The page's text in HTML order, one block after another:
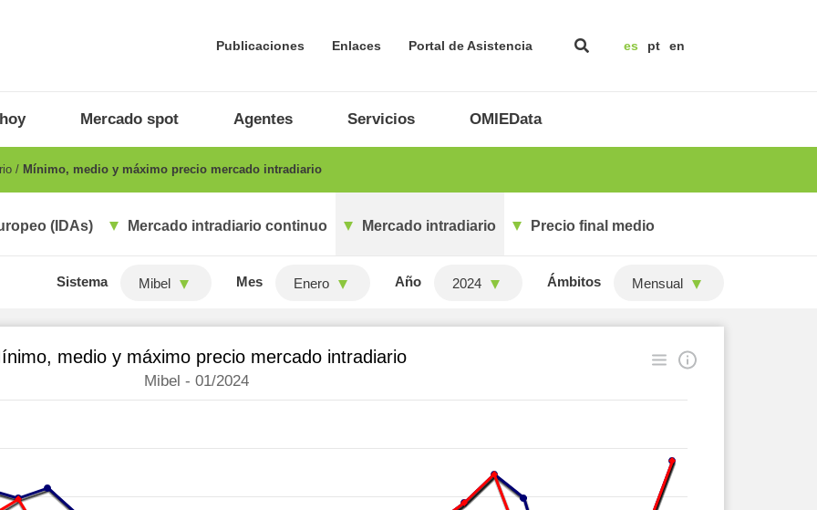
Publicaciones Enlaces Portal de Asistencia es pt en
Mercado spot Agentes Servicios OMIEData
Mínimo, medio y máximo precio mercado intradiario
(IDAs) Mercado intradiario continuo Mercado intradiario Precio final medio
Sistema Mibel Mes Enero Año 2024 Ámbitos Mensual
medio y máximo precio mercado intradiario
Mibel - 01/2024